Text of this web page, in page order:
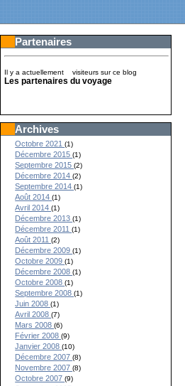
Partenaires
Il y a actuellement visiteurs sur ce blog
Les partenaires du voyage
Archives
Octobre 2021(1)
Décembre 2015(1)
Septembre 2015(2)
Décembre 2014(2)
Septembre 2014(1)
Août 2014(1)
Avril 2014(1)
Décembre 2013(1)
Décembre 2011(1)
Août 2011(2)
Décembre 2009(1)
Octobre 2009(1)
Décembre 2008(1)
Octobre 2008(1)
Septembre 2008(1)
Juin 2008(1)
Avril 2008(7)
Mars 2008(6)
Février 2008(9)
Janvier 2008(10)
Décembre 2007(8)
Novembre 2007(8)
Octobre 2007(9)